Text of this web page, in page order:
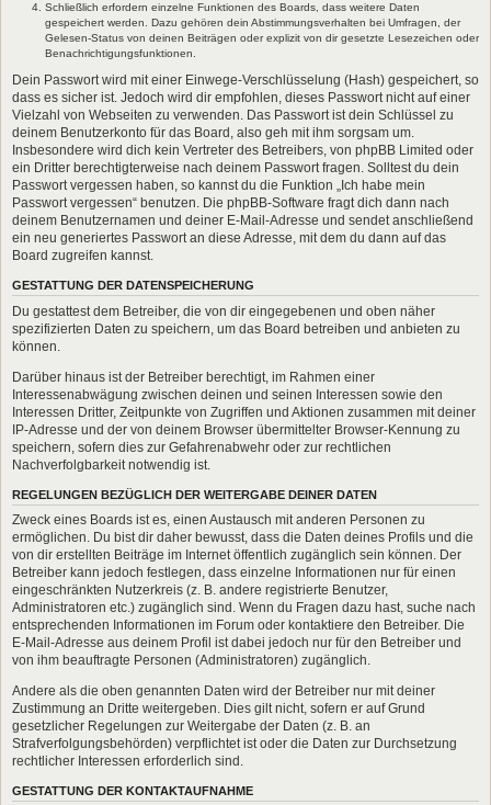
Schließlich erfordern einzelne Funktionen des Boards, dass weitere Daten
gespeichert werden. Dazu gehören dein Abstimmungsverhalten bei Umfragen, der
Gelesen-Status von deinen Beiträgen oder explizit von dir gesetzte Lesezeichen oder
Benachrichtigungsfunktionen.
Dein Passwort wird mit einer Einwege-Verschlüsselung (Hash) gespeichert, so
dass es sicher ist. Jedoch wird dir empfohlen, dieses Passwort nicht auf einer
Vielzahl von Webseiten zu verwenden. Das Passwort ist dein Schlüssel zu
deinem Benutzerkonto für das Board, also geh mit ihm sorgsam um.
Insbesondere wird dich kein Vertreter des Betreibers, von phpBB Limited oder
ein Dritter berechtigterweise nach deinem Passwort fragen. Solltest du dein
Passwort vergessen haben, so kannst du die Funktion „Ich habe mein
Passwort vergessen“ benutzen. Die phpBB-Software fragt dich dann nach
deinem Benutzernamen und deiner E-Mail-Adresse und sendet anschließend
ein neu generiertes Passwort an diese Adresse, mit dem du dann auf das
Board zugreifen kannst.
GESTATTUNG DER DATENSPEICHERUNG
Du gestattest dem Betreiber, die von dir eingegebenen und oben näher
spezifizierten Daten zu speichern, um das Board betreiben und anbieten zu
können.
Darüber hinaus ist der Betreiber berechtigt, im Rahmen einer
Interessenabwägung zwischen deinen und seinen Interessen sowie den
Interessen Dritter, Zeitpunkte von Zugriffen und Aktionen zusammen mit deiner
IP-Adresse und der von deinem Browser übermittelter Browser-Kennung zu
speichern, sofern dies zur Gefahrenabwehr oder zur rechtlichen
Nachverfolgbarkeit notwendig ist.
REGELUNGEN BEZÜGLICH DER WEITERGABE DEINER DATEN
Zweck eines Boards ist es, einen Austausch mit anderen Personen zu
ermöglichen. Du bist dir daher bewusst, dass die Daten deines Profils und die
von dir erstellten Beiträge im Internet öffentlich zugänglich sein können. Der
Betreiber kann jedoch festlegen, dass einzelne Informationen nur für einen
eingeschränkten Nutzerkreis (z. B. andere registrierte Benutzer,
Administratoren etc.) zugänglich sind. Wenn du Fragen dazu hast, suche nach
entsprechenden Informationen im Forum oder kontaktiere den Betreiber. Die
E-Mail-Adresse aus deinem Profil ist dabei jedoch nur für den Betreiber und
von ihm beauftragte Personen (Administratoren) zugänglich.
Andere als die oben genannten Daten wird der Betreiber nur mit deiner
Zustimmung an Dritte weitergeben. Dies gilt nicht, sofern er auf Grund
gesetzlicher Regelungen zur Weitergabe der Daten (z. B. an
Strafverfolgungsbehörden) verpflichtet ist oder die Daten zur Durchsetzung
rechtlicher Interessen erforderlich sind.
GESTATTUNG DER KONTAKTAUFNAHME